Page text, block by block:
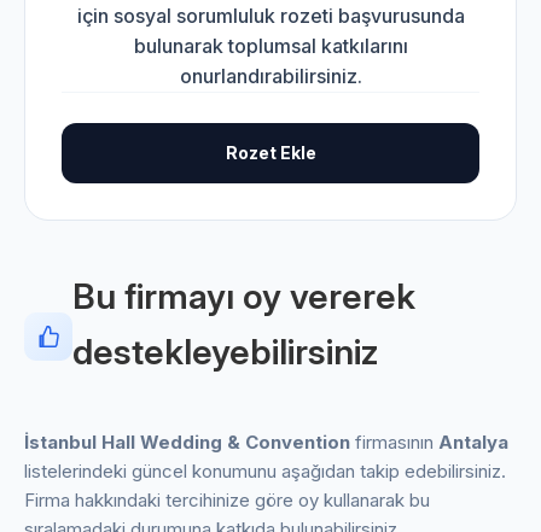
için sosyal sorumluluk rozeti başvurusunda
bulunarak toplumsal katkılarını
onurlandırabilirsiniz.
Rozet Ekle
Bu firmayı oy vererek
destekleyebilirsiniz
İstanbul Hall Wedding & Convention firmasının Antalya
listelerindeki güncel konumunu aşağıdan takip edebilirsiniz.
Firma hakkındaki tercihinize göre oy kullanarak bu